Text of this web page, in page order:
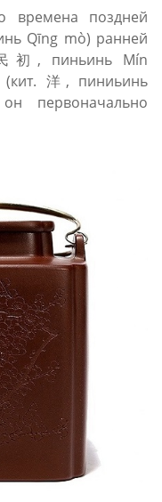
времена поздней
Qīng mò) ранней
民初, пиньинь Mín
(кит. 洋, пиниьинь
первоначально